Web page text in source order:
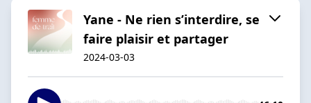
Yane - Ne rien s’interdire, se
faire plaisir et partager
2024-03-03